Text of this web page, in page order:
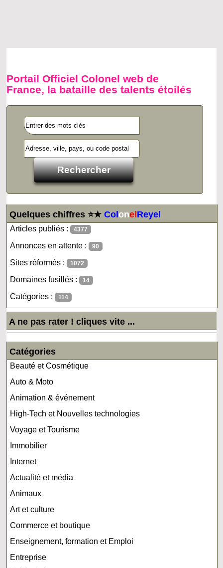
Portail Officiel Colonel web de
France, la bataille des talents étoilés
Quelques chiffres ⭐★ColonelReyel
Articles publiés : 4377
Annonces en attente : 90
Sites réformés : 1072
Domaines fusillés : 14
Catégories : 114
A ne pas rater ! cliques vite ...
Catégories
Beauté et Cosmétique
Auto & Moto
Animation & événement
High-Tech et Nouvelles technologies
Voyage et Tourisme
Immobilier
Internet
Actualité et média
Animaux
Art et culture
Commerce et boutique
Enseignement, formation et Emploi
Entreprise